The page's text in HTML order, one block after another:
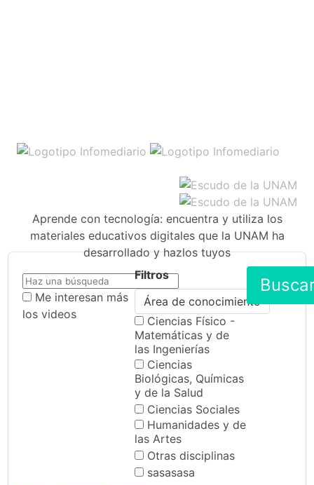
Aprende con tecnología: encuentra y utiliza los
materiales educativos digitales que la UNAM ha
desarrollado y hazlos tuyos
Me interesan más
los videos
Filtros
Área de conocimiento
Ciencias Físico -
Matemáticas y de
las Ingenierías
Ciencias
Biológicas, Químicas
y de la Salud
Ciencias Sociales
Humanidades y de
las Artes
Otras disciplinas
sasasasa